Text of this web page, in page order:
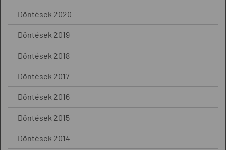
Döntések 2020
Döntések 2019
Döntések 2018
Döntések 2017
Döntések 2016
Döntések 2015
Döntések 2014